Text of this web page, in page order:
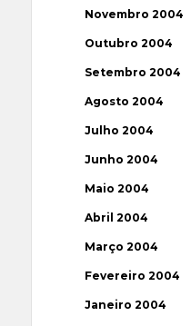
Novembro 2004
Outubro 2004
Setembro 2004
Agosto 2004
Julho 2004
Junho 2004
Maio 2004
Abril 2004
Março 2004
Fevereiro 2004
Janeiro 2004